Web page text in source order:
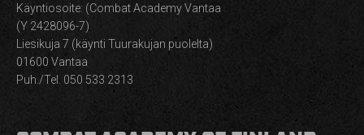
Käyntiosoite: (Combat Academy Vantaa
(Y 2428096-7)
Liesikuja 7 (käynti Tuurakujan puolelta)
01600 Vantaa
Puh./Tel. 050 533 2313